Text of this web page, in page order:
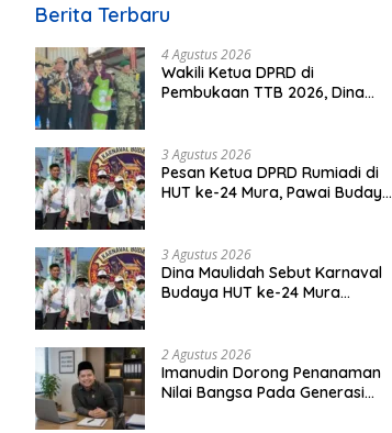
Berita Terbaru
4 Agustus 2026
Wakili Ketua DPRD di
Pembukaan TTB 2026, Dina
3 Agustus 2026
Pesan Ketua DPRD Rumiadi di
HUT ke-24 Mura, Pawai Budaya
3 Agustus 2026
Dina Maulidah Sebut Karnaval
Budaya HUT ke-24 Mura
2 Agustus 2026
Imanudin Dorong Penanaman
Nilai Bangsa Pada Generasi